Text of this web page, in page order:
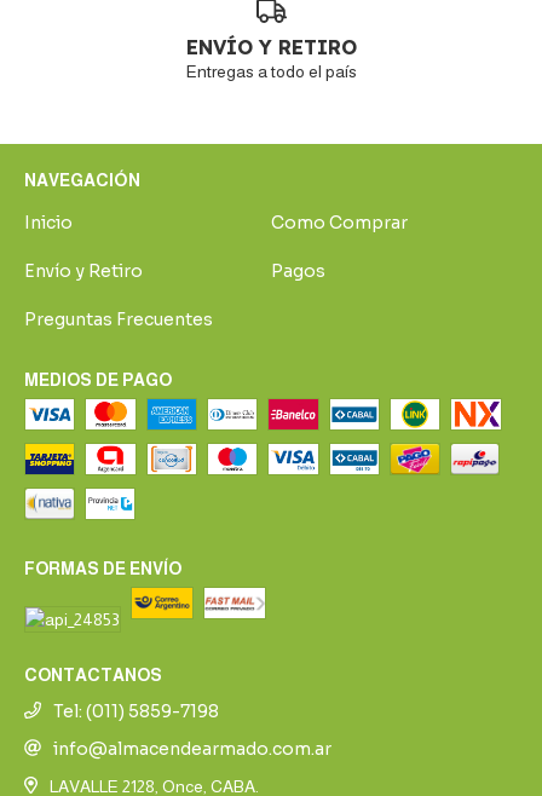
ENVÍO Y RETIRO
Entregas a todo el país
NAVEGACIÓN
Inicio Como Comprar
Envío y Retiro Pagos
Preguntas Frecuentes
MEDIOS DE PAGO
FORMAS DE ENVÍO
CONTACTANOS
Tel: (011) 5859-7198
info@almacendearmado.com.ar
LAVALLE 2128, Once, CABA.